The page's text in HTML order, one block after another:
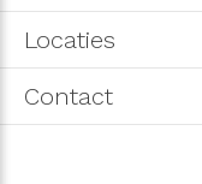
Locaties
Contact